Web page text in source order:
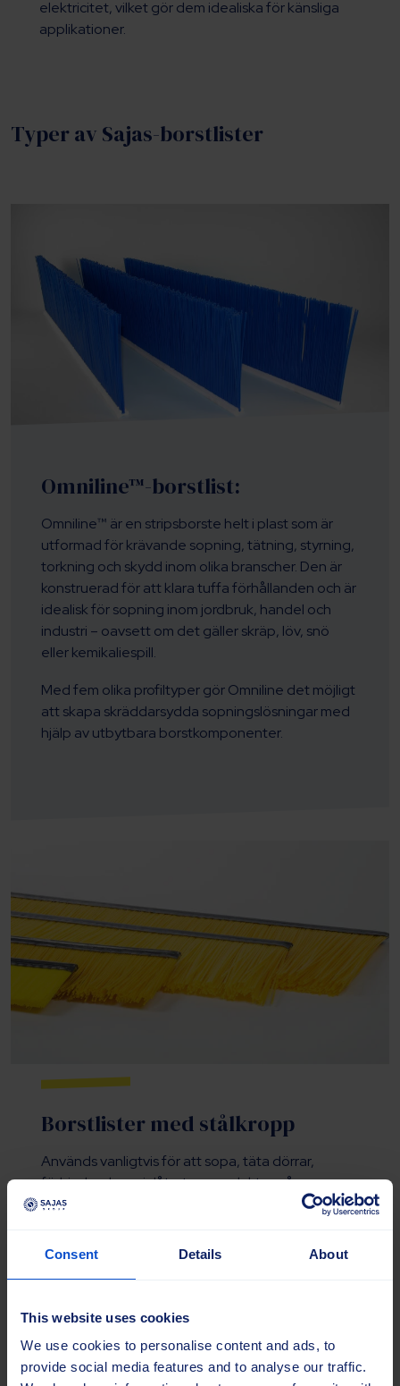
Consent Details About
This website uses cookies
We use cookies to personalise content and ads, to
provide social media features and to analyse our traffic.
elektricitet, vilket gör dem idealiska för känsliga
applikationer.
Typer av Sajas-borstlister
Omniline™-borstlist:
Omniline™ är en stripsborste helt i plast som är
utformad för krävande sopning, tätning, styrning,
torkning och skydd inom olika branscher. Den är
konstruerad för att klara tuffa förhållanden och är
idealisk för sopning inom jordbruk, handel och
industri – oavsett om det gäller skräp, löv, snö
eller kemikaliespill.
Med fem olika profiltyper gör Omniline det möjligt
att skapa skräddarsydda sopningslösningar med
hjälp av utbytbara borstkomponenter.
Borstlister med stålkropp
Används vanligtvis för att sopa, täta dörrar,
förhindra damminlåt, styra produkter på
transportband och skydda känsliga ytor under
garanterar stabil och pålitlig montering.
Material:Tillverkad med stålrygg och olika
Storlekar:Anpassade storlekar finns tillgängliga.